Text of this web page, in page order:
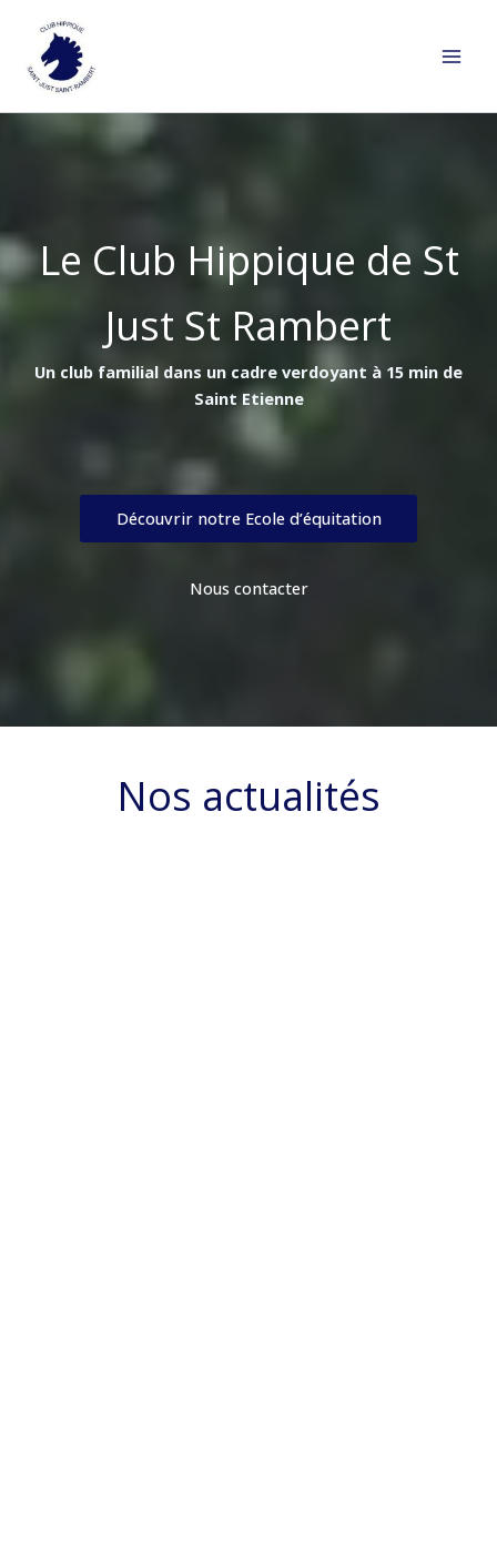
contenu
Le Club Hippique de St
Just St Rambert
Un club familial dans un cadre verdoyant à 15 min de
Saint Etienne
Découvrir notre Ecole d’équitation
Nous contacter
Nos actualités